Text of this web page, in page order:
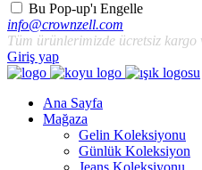
Bu Pop-up'ı Engelle
info@crownzell.com
Tüm ürünlerimizde ücretsiz kargo
Giriş yap
Ana Sayfa
Mağaza
Gelin Koleksiyonu
Günlük Koleksiyon